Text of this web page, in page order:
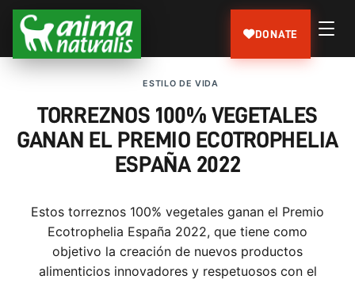
DONATE
ESTILO DE VIDA
TORREZNOS 100% VEGETALES
GANAN EL PREMIO ECOTROPHELIA
ESPAÑA 2022
Estos torreznos 100% vegetales ganan el Premio
Ecotrophelia España 2022, que tiene como
objetivo la creación de nuevos productos
alimenticios innovadores y respetuosos con el